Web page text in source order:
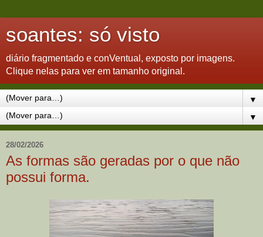
soantes: só visto
diário fragmentado e conVentual, exposto por imagens.
Clique nelas para ver em tamanho original.
▼
▼
28/02/2026
As formas são geradas por o que não
possui forma.